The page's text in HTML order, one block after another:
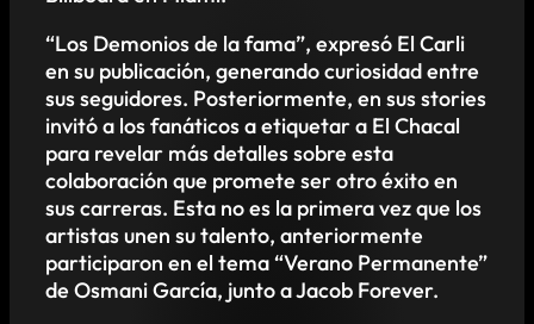
“Los Demonios de la fama”, expresó El Carli
en su publicación, generando curiosidad entre
sus seguidores. Posteriormente, en sus stories
invitó a los fanáticos a etiquetar a El Chacal
para revelar más detalles sobre esta
colaboración que promete ser otro éxito en
sus carreras. Esta no es la primera vez que los
artistas unen su talento, anteriormente
participaron en el tema “Verano Permanente”
de Osmani García, junto a Jacob Forever.